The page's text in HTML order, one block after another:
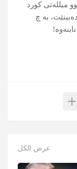
میللەتی کورد
بە چ
عرض الكل